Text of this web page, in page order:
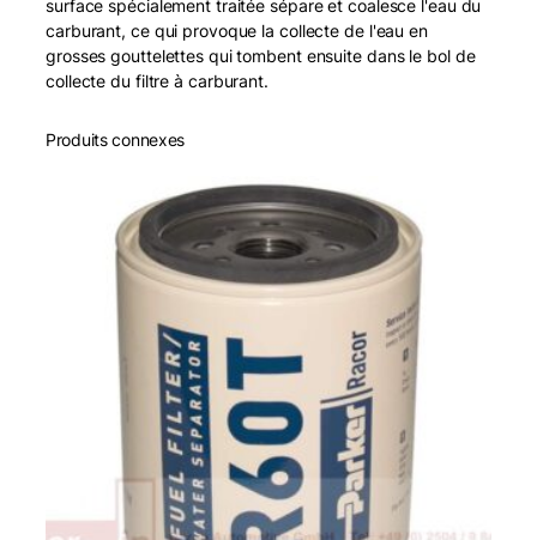
surface spécialement traitée sépare et coalesce l'eau du
carburant, ce qui provoque la collecte de l'eau en
grosses gouttelettes qui tombent ensuite dans le bol de
collecte du filtre à carburant.
Produits connexes